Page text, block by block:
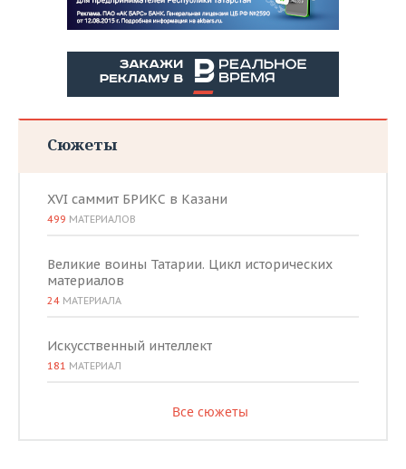
Сюжеты
XVI саммит БРИКС в Казани
499 МАТЕРИАЛОВ
Великие воины Татарии. Цикл исторических
материалов
24 МАТЕРИАЛА
Искусственный интеллект
181 МАТЕРИАЛ
Все сюжеты